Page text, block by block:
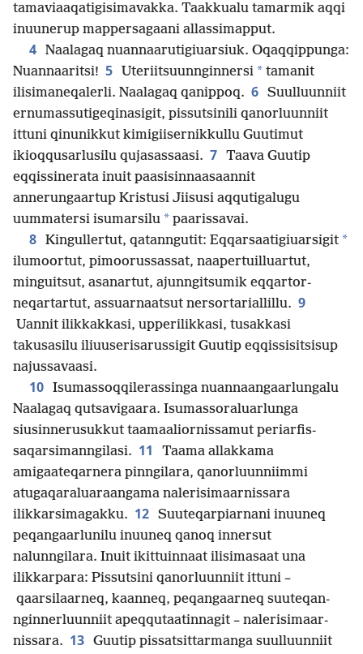
tamaviaaqatigisimavakka. Taakkualu tamarmik aqqi
inuunerup mappersagaani allassimapput.
4 Naalagaq nuannaarutigiuarsiuk. Oqaqqippunga:
Nuannaaritsi! 5 Uteriitsuun­nginnersi * tamanit
ilisimaneqalerli. Naalagaq qanippoq. 6 Suulluunniit
ernumas­sutigeqinasigit, pissutsinili qanorluunniit
ittuni qinunikkut kimigiiser­nikkullu Guutimut
ikioqqusarlusilu qujasassaasi. 7 Taava Guutip
eqqissinerata inuit paasisin­naasaannit
annerungaartup Kristusi Jiisusi aqqutigalugu
uummatersi isumarsilu * paarissavai.
8 Kingullertut, qatanngutit: Eqqarsaatigiuarsigit *
ilumoortut, pimoorussassat, naapertuil­luartut,
minguitsut, asanartut, ajunngitsumik eqqartor­
neqartartut, assuarnaatsut nersortariallillu. 9
Uannit ilikkakkasi, upperilikkasi, tusakkasi
takusasilu iliuuserisarussigit Guutip eqqissisitsisup
najussavaasi.
10 Isumassoq­qilerassinga nuannaangaarlungalu
Naalagaq qutsavigaara. Isumassoraluarlunga
siusinnerusukkut taamaalior­nissamut periarfis­
saqarsiman­ngilasi. 11
Taama allakkama
amigaateqarnera pinngilara, qanorluunniimmi
atugaqaraluaraangama nalerisimaar­nissara
ilikkarsimagakku. 12 Suuteqarpiarnani inuuneq
peqangaarlunilu inuuneq qanoq innersut
nalunngilara. Inuit ikittuinnaat ilisimasaat una
ilikkarpara: Pissutsini qanorluunniit ittuni –
qaarsilaarneq, kaanneq, peqangaarneq suuteqan­
nginnerluunniit apeqqutaatinnagit – nalerisimaar­
nissara. 13 Guutip pissatsit­tarmanga suulluunniit